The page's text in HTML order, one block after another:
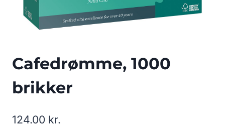
Cafedrømme, 1000
brikker
124.00 kr.